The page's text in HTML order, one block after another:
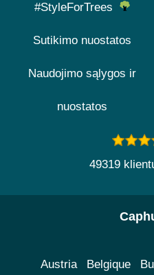
#StyleForTrees
Sutikimo nuostatos
Naudojimo sąlygos ir
nuostatos
49319
Austria Belgique